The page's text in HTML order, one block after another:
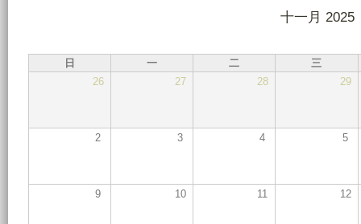
十一月 2025
日 一 二
三
26
27 28 29
2 3 4 5
9 10 11 12